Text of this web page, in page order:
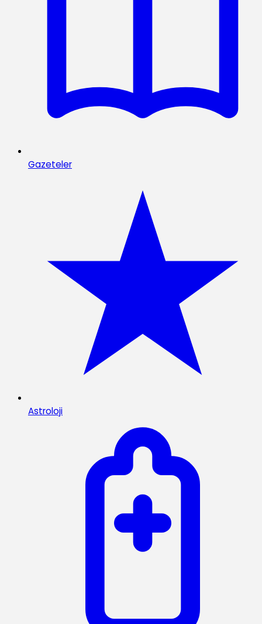
Gazeteler
Astroloji